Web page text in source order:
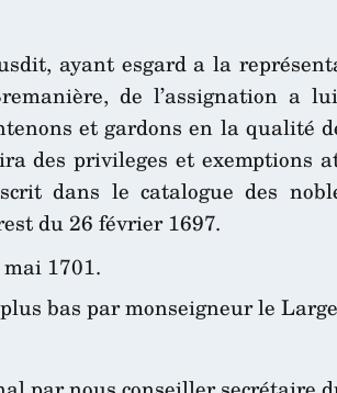
ayant esgard a la
de l’assignation a
et gardons en la qualité
des privileges et exemptions
dans le catalogue des
du 26 février 1697.
mai 1701.
bas par monseigneur le